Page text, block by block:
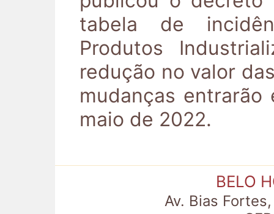
tabela de
Produtos
redução no valor
mudanças
maio de 2022.
BELO
Av. Bias